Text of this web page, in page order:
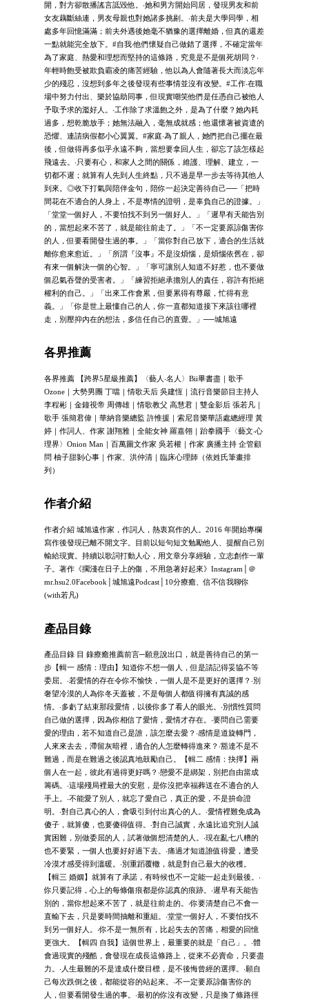
開，對方卻散播謠言詆毀他。‧她和男方開始同居，發現男友和前
女友藕斷絲連，男友母親也對她諸多挑剔。‧前夫是大學同學，相
處多年回憶滿滿；前夫外遇後她毫不猶豫的選擇離婚，但真的還差
一點就能完全放下。#自我‧他們懷疑自己做錯了選擇，不確定當年
為了家庭、熱愛和理想而堅持的這條路，究竟是不是個死胡同？‧
年輕時飽受被欺負霸凌的痛苦經驗，他以為人會隨著長大而淡忘年
少的殘忍，沒想到多年之後發現有些事情並沒有改變。#工作‧在職
場中努力付出、樂於協助同事，但現實嘲笑他們是任憑自己被他人
予取予求的濫好人。‧工作除了求溫飽之外，是為了什麼？她內耗
過多，想乾脆放手；她無法融入，毫無成就感；他還懷著被資遣的
恐懼、連請病假都小心翼翼。#家庭‧為了親人，她們把自己擺在最
後，但做得再多似乎永遠不夠，當想要拿回人生，卻忘了該怎樣起
飛遠去。‧只要有心，和家人之間的關係，維護、理解、建立，一
切都不遲；就算有人先到人生終點，只不過是早一步去等待其他人
到來。◎收下打氣與陪伴金句，陪你一起決定善待自己──「把時
間花在不適合的人身上，不是專情的證明，是辜負自己的證據。」
「堂堂一個好人，不要怕找不到另一個好人。」「遲早有天能告別
的，當想起來不苦了，就是能往前走了。」「不一定要原諒傷害你
的人，但要看開發生過的事。」「當你對自己放下，適合的生活就
離你愈來愈近。」「所謂『沒事』不是沒煩惱，是煩惱依舊在，卻
有來一個解決一個的心智。」「寧可讓別人知道不好惹，也不要做
個忍氣吞聲的受害者。」「練習拒絕承擔別人的責任，容許有拒絕
權利的自己。」「出來工作會累，但要累得有尊嚴，忙得有意
義。」「你是世上最懂自己的人，你一直都知道接下來該往哪裡
走，別壓抑內在的想法，多信任自己的直覺。」──城旭遠
各界推薦
各界推薦 【跨界5星級推薦】〈藝人‧名人〉Bii畢書盡｜歌手
Ozone｜大勢男團 丁噹｜情歌天后 吳建恆｜流行音樂節目主持人
李程彬｜金鐘視帝 周傳雄｜情歌教父 高慧君｜雙金影后 張若凡｜
歌手 張簡君偉｜華納音樂總監 許惟援｜索尼音樂華語處總經理 黃
婷｜作詞人、作家 謝翔雅｜全能女神 羅嘉翎｜跆拳國手〈藝文‧心
理界〉Onion Man｜百萬圖文作家 吳若權｜作家 廣播主持 企管顧
問 柚子甜剝心事｜作家、洪仲清｜臨床心理師（依姓氏筆畫排
列）
作者介紹
作者介紹 城旭遠作家，作詞人，熱衷寫作的人。2016 年開始專欄
寫作後發現已離不開文字。目前以短句短文勉勵他人、提醒自己別
輸給現實。持續以歌詞打動人心，用文章分享經驗，立志創作一輩
子。著作《擱淺在日子上的傷，不用急著好起來》Instagram│＠
mr.hsu2.0Facebook│城旭遠Podcast│10分療癒、信不信我聊你
(with若凡)
產品目錄
產品目錄 目 錄療癒推薦前言─願意說出口，就是善待自己的第一
步【輯一 感情：理由】知道你不想一個人，但是請記得妥協不等
委屈。‧若愛情的存在令你不愉快，一個人是不是更好的選擇？‧別
奢望冷漠的人為你冬天蓋被，不是每個人都值得擁有真誠的感
情。‧多虧了結束那段愛情，以後你多了看人的眼光。‧別慣性質問
自己做的選擇，因為你相信了愛情，愛情才存在。‧要問自己需要
愛的理由，若不知道自己是誰，該怎麼去愛？‧感情是道旋轉門，
人來來去去，滯留灰暗裡，適合的人怎麼轉得進來？‧豁達不是不
難過，而是在難過之後認真地鼓勵自己。【輯二 感情：抉擇】兩
個人在一起，彼此有過得更好嗎？‧戀愛不是綁架，別把自由當成
籌碼。‧這場殘局裡最大的安慰，是你沒把幸福葬送在不適合的人
手上。‧不能愛了別人，就忘了愛自己，真正的愛，不是拚命證
明。‧對自己真心的人，會吸引到付出真心的人。‧愛情裡難免成為
傻子，就算傻，也要傻得值得。‧對自己誠實，永遠比追究別人誠
實困難，別做委屈的人，試著做個想清楚的人。‧現在亂七八糟的
也不要緊，一個人也要好好過下去。‧痛過才知道誰值得愛，遭受
冷漠才感受得到溫暖。‧別重蹈覆轍，就是對自己最大的收穫。
【輯三 婚姻】就算有了承諾，有時候也不一定能一起走到最後。‧
你只要記得，心上的每條傷痕都是你認真的痕跡。‧遲早有天能告
別的，當你想起來不苦了，就是往前走的。‧你要清楚自己不會一
直輸下去，只是要時間抽離和重組。‧堂堂一個好人，不要怕找不
到另一個好人。‧你不是一無所有，比起失去的苦痛，相愛的回憶
更強大。【輯四 自我】這個世界上，最重要的就是「自己」。‧體
會過現實的殘酷，會發現在成長這條路上，從來不必賣命，只要盡
力。‧人生最難的不是達成什麼目標，是不後悔曾經的選擇。‧願自
己每次跌倒之後，都能從容的站起來。‧不一定要原諒傷害你的
人，但要看開發生過的事。‧最初的你沒有改變，只是換了條路徑